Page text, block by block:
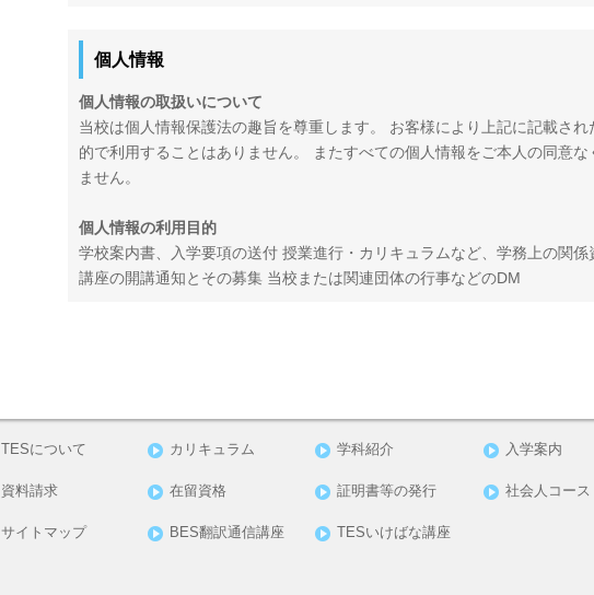
個人情報
個人情報の取扱いについて
当校は個人情報保護法の趣旨を尊重します。 お客様により上記に記載さ
的で利用することはありません。 またすべての個人情報をご本人の同意
ません。
個人情報の利用目的
学校案内書、入学要項の送付 授業進行・カリキュラムなど、学務上の関
講座の開講通知とその募集 当校または関連団体の行事などのDM
TESについて カリキュラム 学科紹介 入学案内
資料請求 在留資格 証明書等の発行 社会人コース
サイトマップ BES翻訳通信講座 TESいけばな講座